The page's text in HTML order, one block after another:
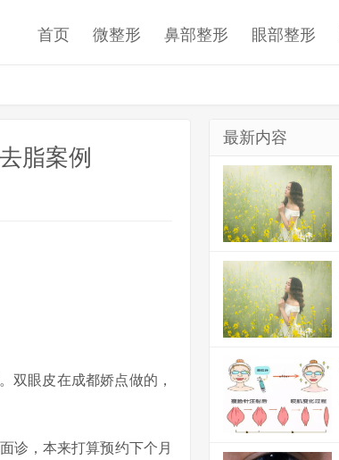
首页 微整形 鼻部整形 眼部整形
脂案例
眼皮在成都娇点做的，
，本来打算预约下个月
最新内容